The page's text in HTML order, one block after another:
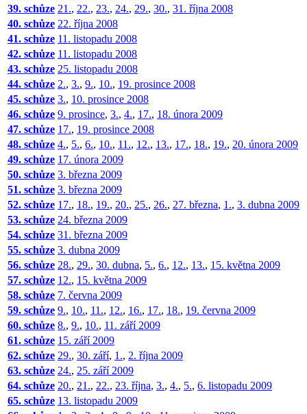
39. schůze 21., 22., 23., 24., 29., 30., 31. října 2008
40. schůze 22. října 2008
41. schůze 11. listopadu 2008
42. schůze 11. listopadu 2008
43. schůze 25. listopadu 2008
44. schůze 2., 3., 9., 10., 19. prosince 2008
45. schůze 3., 10. prosince 2008
46. schůze 9. prosince, 3., 4., 17., 18. února 2009
47. schůze 17., 19. prosince 2008
48. schůze 4., 5., 6., 10., 11., 12., 13., 17., 18., 19., 20. února 2009
49. schůze 17. února 2009
50. schůze 3. března 2009
51. schůze 3. března 2009
52. schůze 17., 18., 19., 20., 25., 26., 27. března, 1., 3. dubna 2009
53. schůze 24. března 2009
54. schůze 31. března 2009
55. schůze 3. dubna 2009
56. schůze 28., 29., 30. dubna, 5., 6., 12., 13., 15. května 2009
57. schůze 12., 15. května 2009
58. schůze 7. června 2009
59. schůze 9., 10., 11., 12., 16., 17., 18., 19. června 2009
60. schůze 8., 9., 10., 11. září 2009
61. schůze 15. září 2009
62. schůze 29., 30. září, 1., 2. října 2009
63. schůze 24., 25. září 2009
64. schůze 20., 21., 22., 23. října, 3., 4., 5., 6. listopadu 2009
65. schůze 13. listopadu 2009